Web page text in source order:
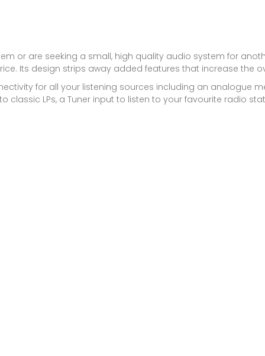
or are seeking a small, high quality audio system for
Its design strips away added features that increase
for all your listening sources including an analogue
classic LPs, a Tuner input to listen to your favourite radio